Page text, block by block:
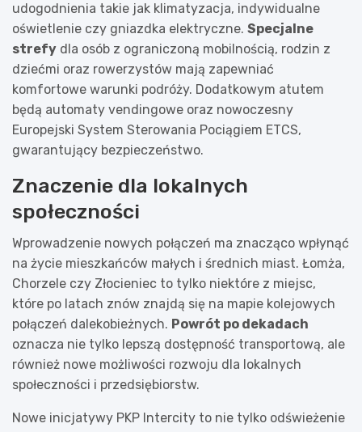
udogodnienia takie jak klimatyzacja, indywidualne
oświetlenie czy gniazdka elektryczne. Specjalne
strefy dla osób z ograniczoną mobilnością, rodzin z
dziećmi oraz rowerzystów mają zapewniać
komfortowe warunki podróży. Dodatkowym atutem
będą automaty vendingowe oraz nowoczesny
Europejski System Sterowania Pociągiem ETCS,
gwarantujący bezpieczeństwo.
Znaczenie dla lokalnych
społeczności
Wprowadzenie nowych połączeń ma znacząco wpłynąć
na życie mieszkańców małych i średnich miast. Łomża,
Chorzele czy Złocieniec to tylko niektóre z miejsc,
które po latach znów znajdą się na mapie kolejowych
połączeń dalekobieżnych. Powrót po dekadach
oznacza nie tylko lepszą dostępność transportową, ale
również nowe możliwości rozwoju dla lokalnych
społeczności i przedsiębiorstw.
Nowe inicjatywy PKP Intercity to nie tylko odświeżenie